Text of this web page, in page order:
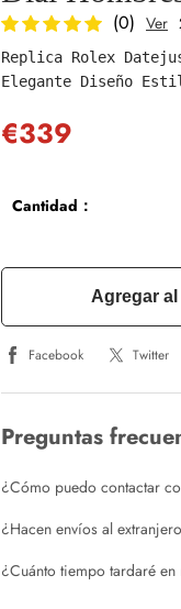
(0) Ver
Replica Rolex
Elegante Diseño
€339
Cantidad：
Agregar
Facebook Twitter
Preguntas
¿Cómo puedo contactar
¿Hacen envíos al
¿Cuánto tiempo tardaré